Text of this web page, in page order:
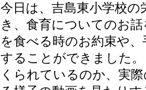
今日は、吉島東小学校
き、食育についてのお
を食べる時のお約束や
することができました
くられているのか、実